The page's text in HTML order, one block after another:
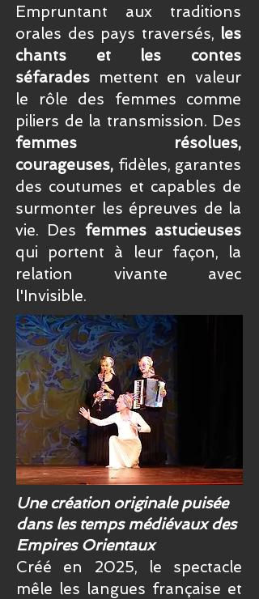
Empruntant aux traditions
orales des pays traversés, les
chants et les contes
séfarades mettent en valeur
le rôle des femmes comme
piliers de la transmission. Des
femmes résolues,
courageuses, fidèles, garantes
des coutumes et capables de
surmonter les épreuves de la
vie. Des femmes astucieuses
qui portent à leur façon, la
relation vivante avec
l'Invisible.
Une création originale puisée
dans les temps médiévaux des
Empires Orientaux
Créé en 2025, le spectacle
mêle les langues française et